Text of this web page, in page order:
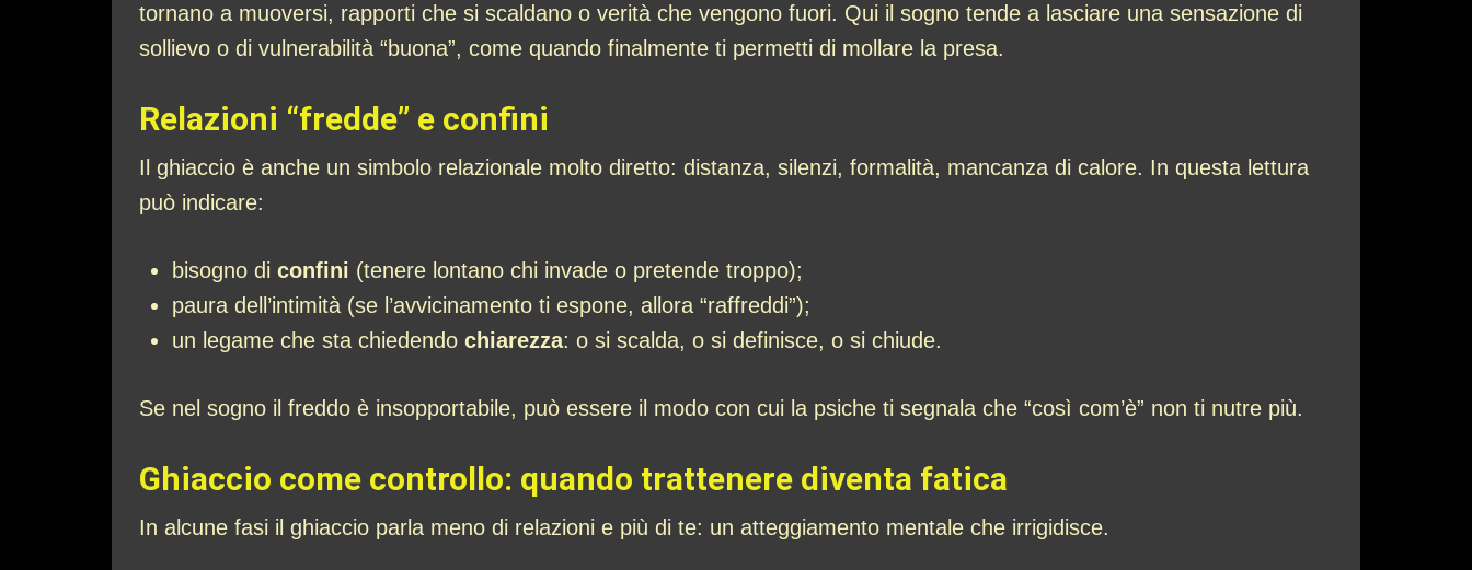
tornano a muoversi, rapporti che si scaldano o verità che vengono fuori. Qui il sogno tende a lasciare una sensazione di
sollievo o di vulnerabilità “buona”, come quando finalmente ti permetti di mollare la presa.
Relazioni “fredde” e confini
Il ghiaccio è anche un simbolo relazionale molto diretto: distanza, silenzi, formalità, mancanza di calore. In questa lettura
può indicare:
bisogno di confini (tenere lontano chi invade o pretende troppo);
paura dell’intimità (se l’avvicinamento ti espone, allora “raffreddi”);
un legame che sta chiedendo chiarezza: o si scalda, o si definisce, o si chiude.
Se nel sogno il freddo è insopportabile, può essere il modo con cui la psiche ti segnala che “così com’è” non ti nutre più.
Ghiaccio come controllo: quando trattenere diventa fatica
In alcune fasi il ghiaccio parla meno di relazioni e più di te: un atteggiamento mentale che irrigidisce.